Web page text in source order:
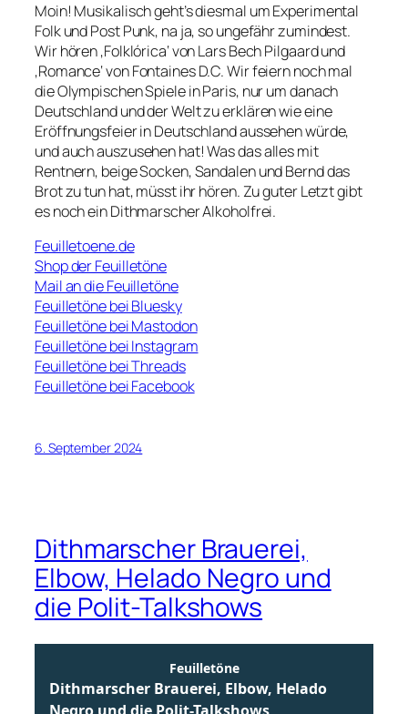
Moin! Musikalisch geht’s diesmal um Experimental
Folk und Post Punk, na ja, so ungefähr zumindest.
Wir hören ‚Folkl​ó​rica‘ von Lars Bech Pilgaard und
‚Romance‘ von Fontaines D.C. Wir feiern noch mal
die Olympischen Spiele in Paris, nur um danach
Deutschland und der Welt zu erklären wie eine
Eröffnungsfeier in Deutschland aussehen würde,
und auch auszusehen hat! Was das alles mit
Rentnern, beige Socken, Sandalen und Bernd das
Brot zu tun hat, müsst ihr hören. Zu guter Letzt gibt
es noch ein Dithmarscher Alkoholfrei.
Feuilletoene.de
Shop der Feuilletöne
Mail an die Feuilletöne
Feuilletöne bei Bluesky
Feuilletöne bei Mastodon
Feuilletöne bei Instagram
Feuilletöne bei Threads
Feuilletöne bei Facebook
6. September 2024
Dithmarscher Brauerei,
Elbow, Helado Negro und
die Polit-Talkshows